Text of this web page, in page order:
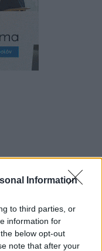
Information
to third parties, or
information for
below opt-out
note that after your